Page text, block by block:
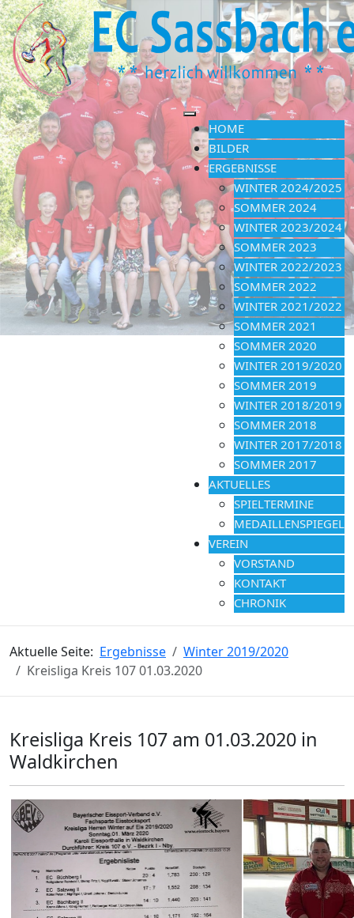
HOME
BILDER
ERGEBNISSE
WINTER 2024/2025
SOMMER 2024
WINTER 2023/2024
SOMMER 2023
WINTER 2022/2023
SOMMER 2022
WINTER 2021/2022
SOMMER 2021
SOMMER 2020
WINTER 2019/2020
SOMMER 2019
WINTER 2018/2019
SOMMER 2018
WINTER 2017/2018
SOMMER 2017
AKTUELLES
SPIELTERMINE
MEDAILLENSPIEGEL
VEREIN
VORSTAND
KONTAKT
CHRONIK
Aktuelle Seite: Ergebnisse
Winter 2019/2020
Kreisliga Kreis 107 01.03.2020
Kreisliga Kreis 107 am 01.03.2020 in
Waldkirchen